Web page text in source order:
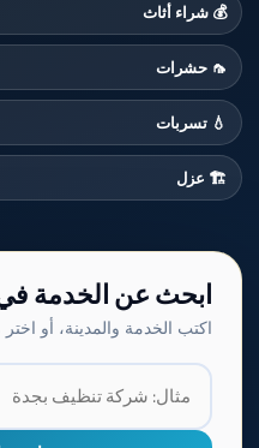
💰 شراء أثاث
🦟 حشرات
💧 تسربات
🏗️ عزل
ابحث عن الخدمة
اكتب الخدمة والمدينة، أو